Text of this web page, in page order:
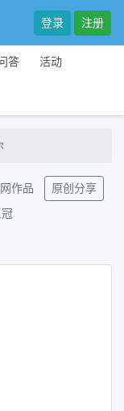
登录 注册
答 活动
作品
原创分享